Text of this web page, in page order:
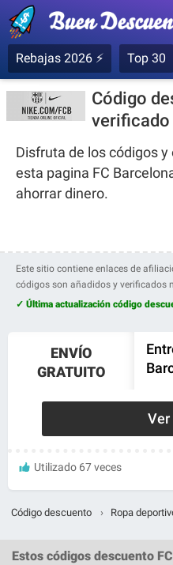
Rebajas 2026 ⚡ Top 30
Código
verificado
Disfruta de los códigos
esta pagina FC
ahorrar dinero.
Este sitio contiene enlaces de
códigos son añadidos y verificados
✓ Última actualización código
ENVÍO
GRATUITO
Ver
Utilizado 67 veces
Código descuento › Ropa
Estos códigos descuento